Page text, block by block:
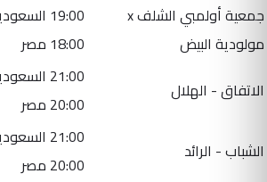
جمعية أولمبي الشلف x
مولودية البيض
19:00
18:00 مصر
الاتفاق - الهلال
21:00
20:00 مصر
الشباب - الرائد
21:00
20:00 مصر